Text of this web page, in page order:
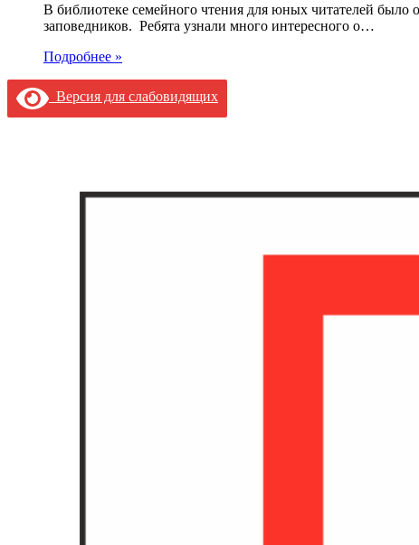
В библиотеке семейного чтения для юных читателей было
заповедников. Ребята узнали много интересного о…
Подробнее »
Версия для слабовидящих